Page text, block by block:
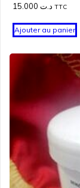
د.ت TTC
Ajouter au panier